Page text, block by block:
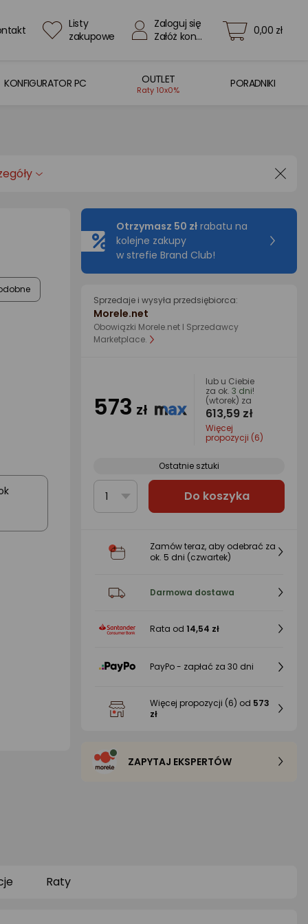
Listy
zakupowe
Zaloguj się
Załóż konto
0,00 zł
KONFIGURATOR PC OUTLET
Raty 10x0%
PORADNIKI
Otrzymasz 50 zł rabatu na
kolejne zakupy
w strefie Brand Club!
Sprzedaje i wysyła przedsiębiorca:
Morele.net
Obowiązki Morele.net I Sprzedawcy
Marketplace.
573 zł
lub u Ciebie
za ok. 3 dni!
(wtorek) za
613,59 zł
Więcej
propozycji (6)
Ostatnie sztuki
1 Do koszyka
Zamów teraz, aby odebrać za
ok. 5 dni (czwartek)
Darmowa dostawa
Rata od 14,54 zł
PayPo - zapłać za 30 dni
Więcej propozycji (6) od 573
zł
ZAPYTAJ EKSPERTÓW
Raty